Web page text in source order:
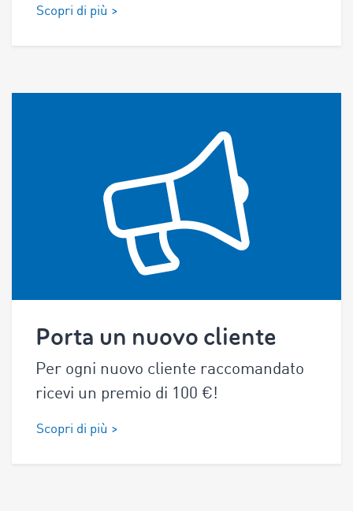
Scopri di più >
Porta un nuovo cliente
Per ogni nuovo cliente raccomandato
ricevi un premio di 100 €!
Scopri di più >